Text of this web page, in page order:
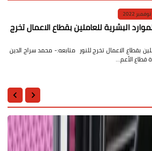
البشرية للعاملين بقطاع الاعمال تخرج
بقطاع الاعمال تخرج للنور متابعه:- محمد سراج الدين
قطاع الأعم…